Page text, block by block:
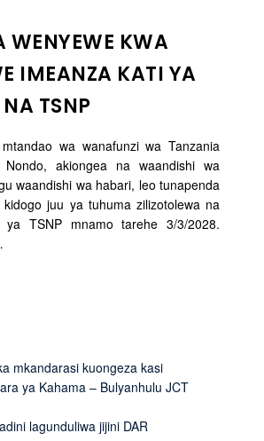
WENYEWE KWA
IMEANZA KATI YA
TSNP
wa wanafunzi wa Tanzania
Nondo, akiongea na waandishi wa
waandishi wa habari, leo tunapenda
juu ya tuhuma zilizotolewa na
ya TSNP mnamo tarehe 3/3/2028.
mkandarasi kuongeza kasi
ya Kahama – Bulyanhulu JCT
lagunduliwa jijini DAR